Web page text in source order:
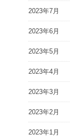
2023年7月
2023年6月
2023年5月
2023年4月
2023年3月
2023年2月
2023年1月